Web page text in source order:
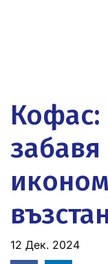
Кофас:
12 Дек. 2024